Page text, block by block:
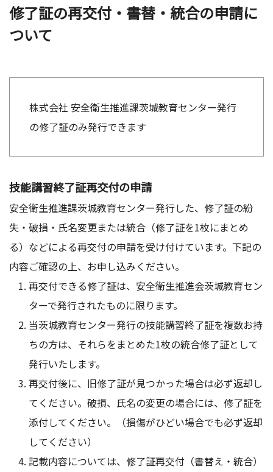
修了証の再交付・書替・統合の申請に
ついて
株式会社 安全衛生推進課茨城教育センター発行
の修了証のみ発行できます
技能講習終了証再交付の申請
安全衛生推進課茨城教育センター発行した、修了証の紛
失・破損・氏名変更または統合（修了証を1枚にまとめ
る）などによる再交付の申請を受け付けています。下記の
内容ご確認の上、お申し込みください。
再交付できる修了証は、安全衛生推進会茨城教育セン
ターで発行されたものに限ります。
当茨城教育センター発行の技能講習終了証を複数お持
ちの方は、それらをまとめた1枚の統合修了証として
発行いたします。
再交付後に、旧修了証が見つかった場合は必ず返却し
てください。破損、氏名の変更の場合には、修了証を
添付してください。（損傷がひどい場合でも必ず返却
してください）
記載内容については、修了証再交付（書替え・統合）